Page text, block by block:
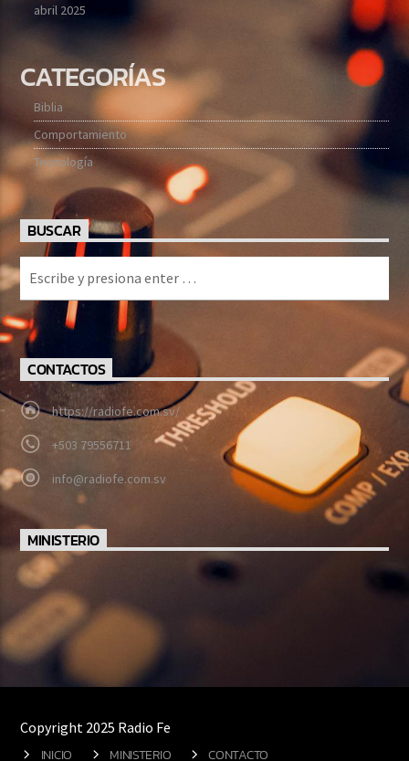
abril 2025
CATEGORÍAS
Biblia
Comportamiento
Tecnología
BUSCAR
CONTACTOS
https://radiofe.com.sv/
+503 79556711
info@radiofe.com.sv
MINISTERIO
Copyright 2025 Radio Fe
INICIO MINISTERIO CONTACTO